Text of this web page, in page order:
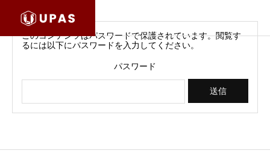
このコンテンツはパスワードで保護されています。閲覧す
るには以下にパスワードを入力してください。
パスワード